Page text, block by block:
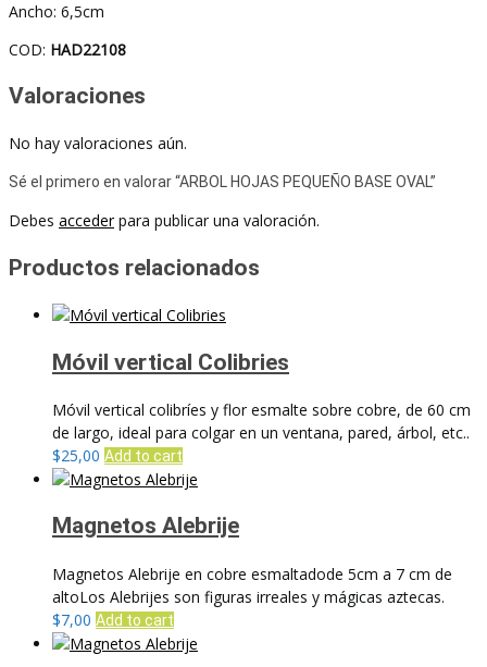
Ancho: 6,5cm
COD: HAD22108
Valoraciones
No hay valoraciones aún.
Sé el primero en valorar “ARBOL HOJAS PEQUEÑO BASE OVAL”
Debes accederpara publicar una valoración.
Productos relacionados
Móvil vertical Colibries
Móvil vertical colibríes y flor esmalte sobre cobre, de 60 cm
de largo, ideal para colgar en un ventana, pared, árbol, etc..
$25,00 Add to cart
Magnetos Alebrije
Magnetos Alebrije en cobre esmaltadode 5cm a 7 cm de
altoLos Alebrijes son figuras irreales y mágicas aztecas.
$7,00 Add to cart